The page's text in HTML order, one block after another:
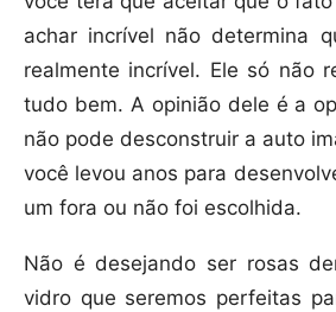
achar incrível não determina
realmente incrível. Ele só não
tudo bem. A opinião dele é a
não pode desconstruir a auto
você levou anos para
um fora ou não foi escolhida.
Não é desejando ser rosas
vidro que seremos perfeitas